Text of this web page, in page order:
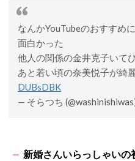
なんかYouTubeのおすすめ
面白かった
他人の関係の金井克子いて
あと若い頃の奈美悦子が綺
DUBsDBK
— そらつち
新婚さんいらっしゃい